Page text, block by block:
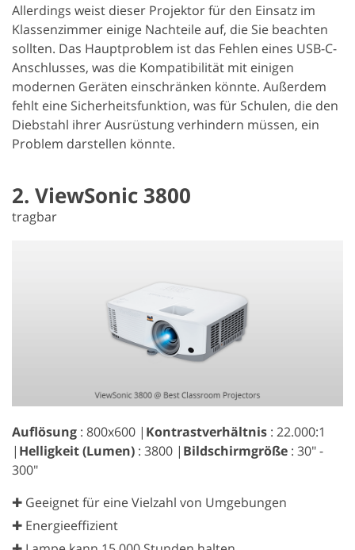
Allerdings weist dieser Projektor für den Einsatz im
Klassenzimmer einige Nachteile auf, die Sie beachten
sollten. Das Hauptproblem ist das Fehlen eines USB-C-
Anschlusses, was die Kompatibilität mit einigen
modernen Geräten einschränken könnte. Außerdem
fehlt eine Sicherheitsfunktion, was für Schulen, die den
Diebstahl ihrer Ausrüstung verhindern müssen, ein
Problem darstellen könnte.
2. ViewSonic 3800
tragbar
Auflösung : 800x600 | Kontrastverhältnis : 22.000:1
| Helligkeit (Lumen) : 3800 | Bildschirmgröße : 30" -
300"
✚ Geeignet für eine Vielzahl von Umgebungen
✚ Energieeffizient